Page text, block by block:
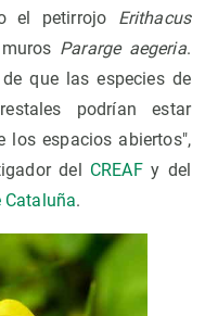
el petirrojo Erithacus
Pararge aegeria.
que las especies de
podrían estar
los espacios abiertos",
del CREAFy del
Cataluña.